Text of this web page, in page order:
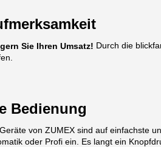
Sie Ihren Umsatz! Durch die
Bedienung
von ZUMEX sind auf einfachste
oder Profi ein. Es langt ein